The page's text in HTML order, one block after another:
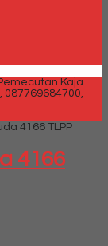
Kaja
087769684700,
4166 TLPP
4166